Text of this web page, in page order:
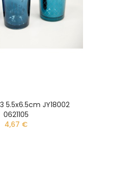
5.5x6.5cm JY18002
0621105
4,67 €